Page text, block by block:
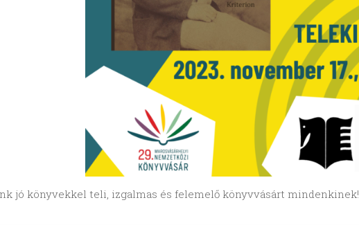
jó könyvekkel teli, izgalmas és felemelő könyvvásárt mindenkinek!